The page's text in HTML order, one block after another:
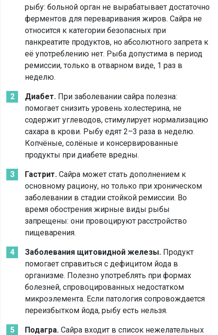
рыбу: больной орган не вырабатывает достаточно
ферментов для переваривания жиров. Сайра не
относится к категории безопасных при
панкреатите продуктов, но абсолютного запрета к
её употреблению нет. Рыба допустима в период
ремиссии, только в отварном виде, 1 раз в
неделю.
Диабет. При заболевании сайра полезна:
помогает снизить уровень холестерина, не
содержит углеводов, стимулирует нормализацию
сахара в крови. Рыбу едят 2–3 раза в неделю.
Копчёные, солёные и консервированные
продукты при диабете вредны.
Гастрит.Сайра может стать дополнением к
основному рациону, но только при хроническом
заболевании в стадии стойкой ремиссии. Во
время обострения жирные виды рыбы
запрещены: они провоцируют расстройство
пищеварения.
Заболевания щитовидной железы. Продукт
помогает справиться с дефицитом йода в
организме. Полезно употреблять при формах
болезней, спровоцированных недостатком
микроэлемента. Если патология сопровождается
переизбытком йода, рыбу есть нельзя.
Подагра.Сайра входит в список нежелательных